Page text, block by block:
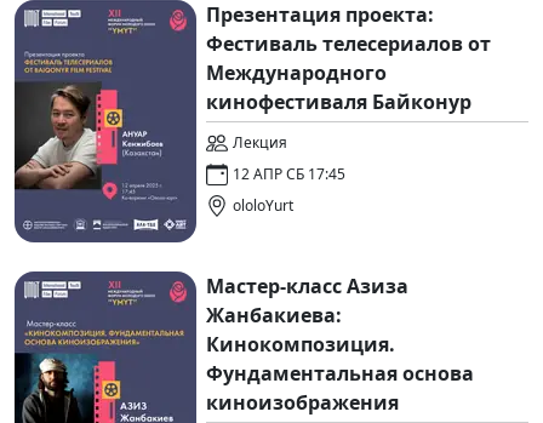
Презентация проекта:
Фестиваль телесериалов от
Международного
кинофестиваля Байконур
Лекция
12 АПР СБ 17:45
ololoYurt
Мастер-класс Азиза
Жанбакиева:
Кинокомпозиция.
Фундаментальная основа
киноизображения